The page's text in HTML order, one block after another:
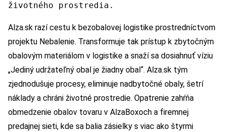
životného prostredia.
Alza.sk razí cestu k bezobalovej logistike prostredníctvom
projektu Nebalenie. Transformuje tak prístup k zbytočným
obalovým materiálom v logistike a snaží sa dosiahnuť víziu
„Jediný udržateľný obal je žiadny obal“. Alza.sk tým
zjednodušuje procesy, eliminuje nadbytočné obaly, šetrí
náklady a chráni životné prostredie. Opatrenie zahŕňa
obmedzenie obalov tovaru v AlzaBoxoch a firemnej
predajnej sieti, kde sa balia zásielky s viac ako štyrmi